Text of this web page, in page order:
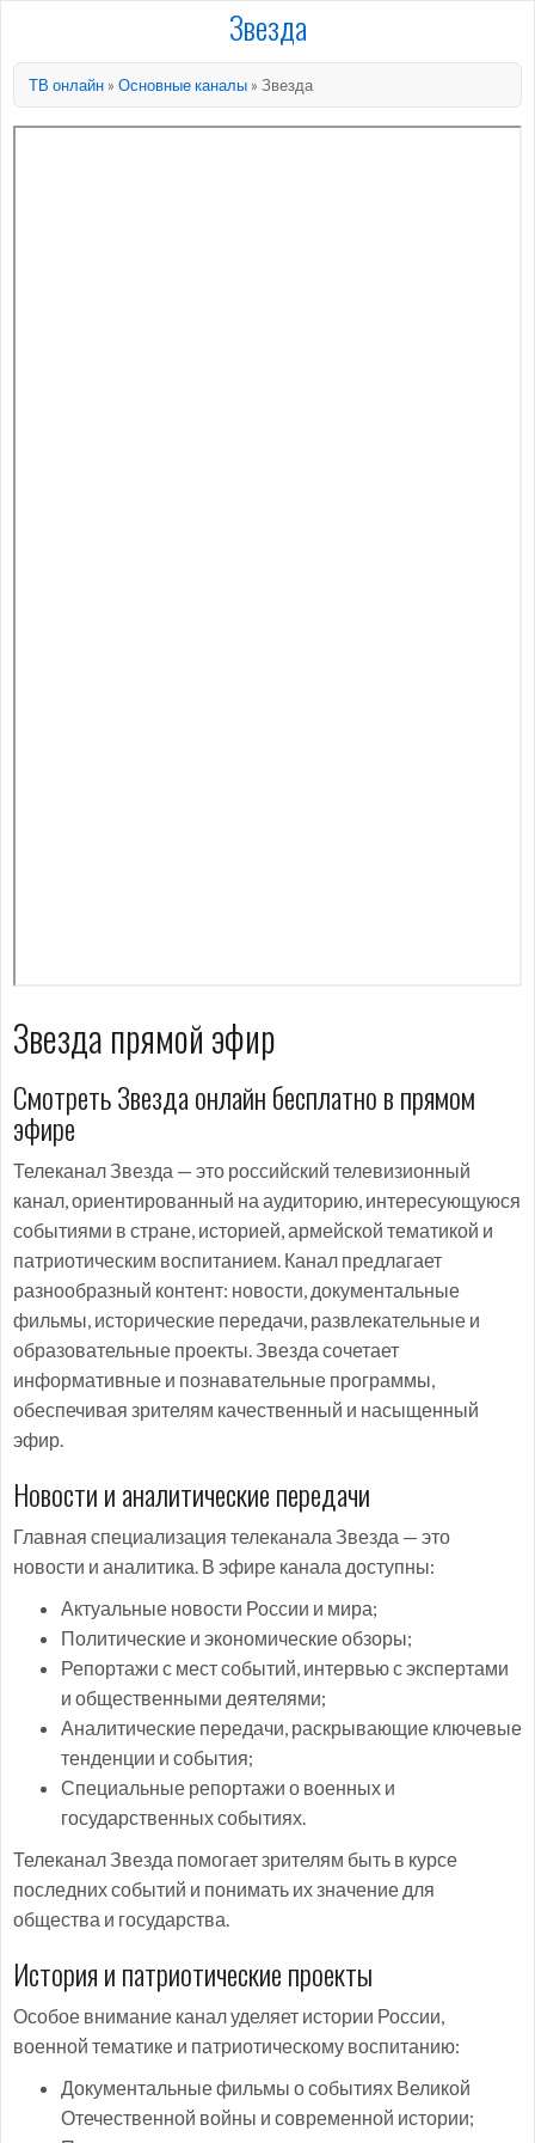
Звезда
ТВ онлайн » Основные каналы » Звезда
Звезда прямой эфир
Смотреть Звезда онлайн бесплатно в прямом
эфире
Телеканал Звезда — это российский телевизионный
канал, ориентированный на аудиторию, интересующуюся
событиями в стране, историей, армейской тематикой и
патриотическим воспитанием. Канал предлагает
разнообразный контент: новости, документальные
фильмы, исторические передачи, развлекательные и
образовательные проекты. Звезда сочетает
информативные и познавательные программы,
обеспечивая зрителям качественный и насыщенный
эфир.
Новости и аналитические передачи
Главная специализация телеканала Звезда — это
новости и аналитика. В эфире канала доступны:
Актуальные новости России и мира;
Политические и экономические обзоры;
Репортажи с мест событий, интервью с экспертами
и общественными деятелями;
Аналитические передачи, раскрывающие ключевые
тенденции и события;
Специальные репортажи о военных и
государственных событиях.
Телеканал Звезда помогает зрителям быть в курсе
последних событий и понимать их значение для
общества и государства.
История и патриотические проекты
Особое внимание канал уделяет истории России,
военной тематике и патриотическому воспитанию:
Документальные фильмы о событиях Великой
Отечественной войны и современной истории;